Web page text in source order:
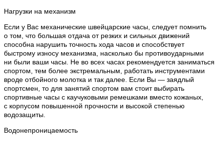
Нагрузки на механизм
Если у Вас механические швейцарские часы, следует помнить
о том, что большая отдача от резких и сильных движений
способна нарушить точность хода часов и способствует
быстрому износу механизма, насколько бы противоударными
ни были ваши часы. Не во всех часах рекомендуется заниматься
спортом, тем более экстремальным, работать инструментами
вроде отбойного молотка и так далее. Если Вы — заядлый
спортсмен, то для занятий спортом вам стоит выбирать
спортивные часы с каучуковыми ремешками вместо кожаных,
с корпусом повышенной прочности и высокой степенью
водозащиты.
Водонепроницаемость